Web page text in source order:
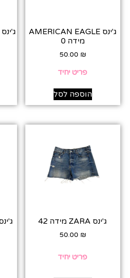
ג'ינס AMERICAN EAGLE
מידה 0
50.00 ₪
פריט יחיד
הוספה לסל
ג'ינס ZARA מידה 42
50.00 ₪
פריט יחיד